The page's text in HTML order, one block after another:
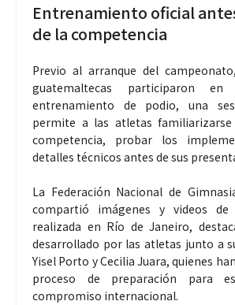
Entrenamiento oficial
de la competencia
Previo al arranque del
guatemaltecas participaron
entrenamiento de podio, una
permite a las atletas
competencia, probar los
detalles técnicos antes de sus
La Federación Nacional de
compartió imágenes y videos de
realizada en Río de Janeiro,
desarrollado por las atletas junto a
Yisel Porto y Cecilia Juara, quienes
proceso de preparación para
compromiso internacional.